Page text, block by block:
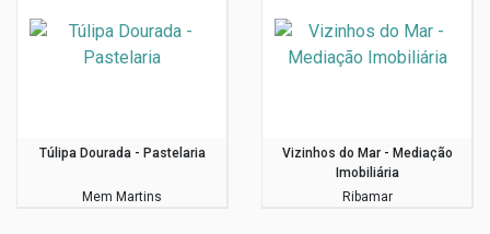
Túlipa Dourada - Pastelaria
Mem Martins
Vizinhos do Mar - Mediação
Imobiliária
Ribamar